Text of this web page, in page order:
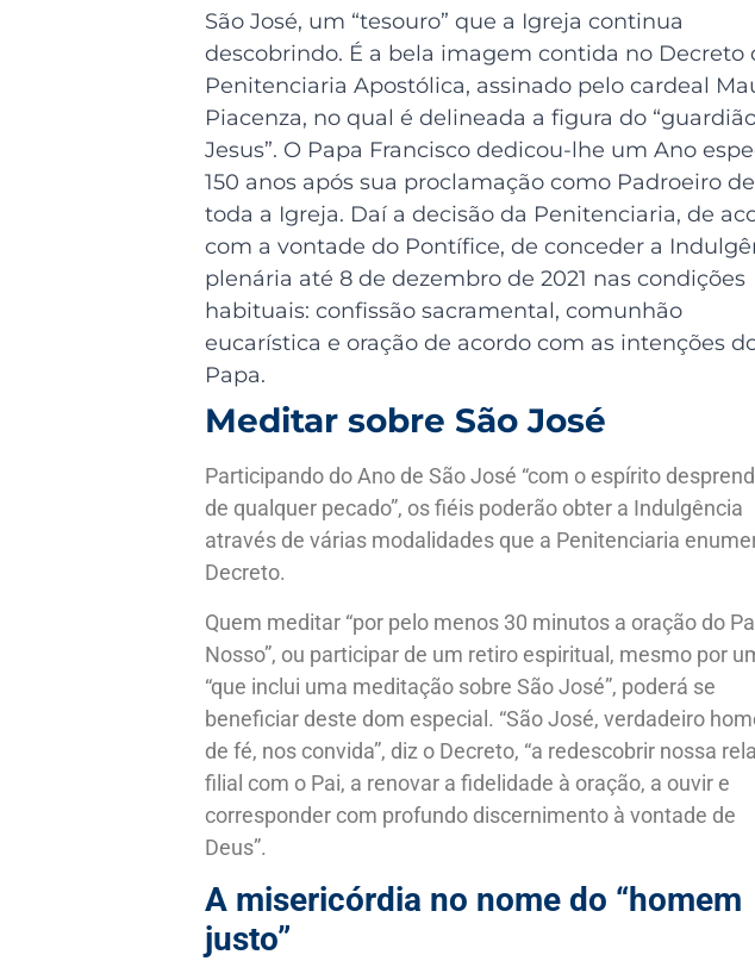
São José, um “tesouro” que a Igreja continua
descobrindo. É a bela imagem contida no Decreto
Penitenciaria Apostólica, assinado pelo cardeal
Piacenza, no qual é delineada a figura do
Jesus”. O Papa Francisco dedicou-lhe um Ano
150 anos após sua proclamação como Padroeiro de
toda a Igreja. Daí a decisão da Penitenciaria, de
com a vontade do Pontífice, de conceder a
plenária até 8 de dezembro de 2021 nas condições
habituais: confissão sacramental, comunhão
eucarística e oração de acordo com as intenções
Papa.
Meditar sobre São José
Participando do Ano de São José “com o espírito
de qualquer pecado”, os fiéis poderão obter a Indulgência
através de várias modalidades que a Penitenciaria
Decreto.
Quem meditar “por pelo menos 30 minutos a oração do
Nosso”, ou participar de um retiro espiritual, mesmo por
“que inclui uma meditação sobre São José”, poderá se
beneficiar deste dom especial. “São José, verdadeiro
de fé, nos convida”, diz o Decreto, “a redescobrir nossa
filial com o Pai, a renovar a fidelidade à oração, a ouvir e
corresponder com profundo discernimento à vontade de
Deus”.
A misericórdia no nome do “homem
justo”